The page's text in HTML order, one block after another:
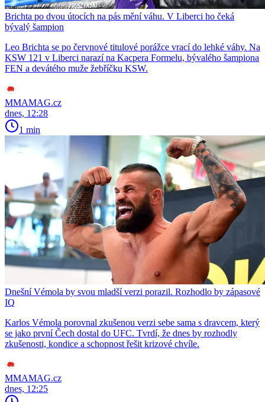
Brichta po dvou útocích na pás mění váhu. V Liberci ho čeká
bývalý šampion
Leo Brichta se po červnové titulové porážce vrací do lehké váhy. Na
KSW 121 v Liberci narazí na Kacpera Formelu, bývalého šampiona
FEN a devátého muže žebříčku KSW.
MMAMAG.cz
dnes, 12:28
1 min
Dnešní Vémola by svou mladší verzi porazil. Rozhodlo by zápasové
IQ
Karlos Vémola porovnal zkušenou verzi sebe sama s dravcem, který
se jako první Čech dostal do UFC. Tvrdí, že dnes by rozhodly
zkušenosti, kondice a schopnost řešit krizové chvíle.
MMAMAG.cz
dnes, 12:25